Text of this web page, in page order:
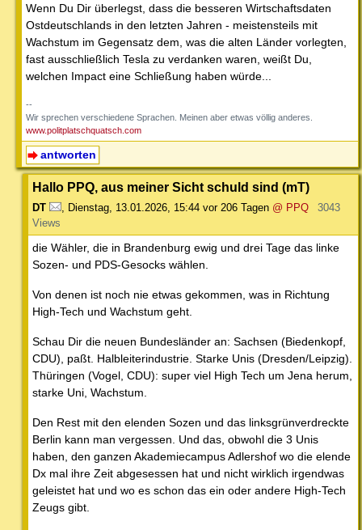
Wenn Du Dir überlegst, dass die besseren Wirtschaftsdaten
Ostdeutschlands in den letzten Jahren - meistensteils mit
Wachstum im Gegensatz dem, was die alten Länder vorlegten,
fast ausschließlich Tesla zu verdanken waren, weißt Du,
welchen Impact eine Schließung haben würde...
--
Wir sprechen verschiedene Sprachen. Meinen aber etwas völlig anderes.
www.politplatschquatsch.com
antworten
Hallo PPQ, aus meiner Sicht schuld sind (mT)
DT Dienstag, 13.01.2026, 15:44 vor 206 Tagen @ PPQ
3043
Views
die Wähler, die in Brandenburg ewig und drei Tage das linke
Sozen- und PDS-Gesocks wählen.
Von denen ist noch nie etwas gekommen, was in Richtung
High-Tech und Wachstum geht.
Schau Dir die neuen Bundesländer an: Sachsen (Biedenkopf,
CDU), paßt. Halbleiterindustrie. Starke Unis (Dresden/Leipzig).
Thüringen (Vogel, CDU): super viel High Tech um Jena herum,
starke Uni, Wachstum.
Den Rest mit den elenden Sozen und das linksgrünverdreckte
Berlin kann man vergessen. Und das, obwohl die 3 Unis
haben, den ganzen Akademiecampus Adlershof wo die elende
Dx mal ihre Zeit abgesessen hat und nicht wirklich irgendwas
geleistet hat und wo es schon das ein oder andere High-Tech
Zeugs gibt.